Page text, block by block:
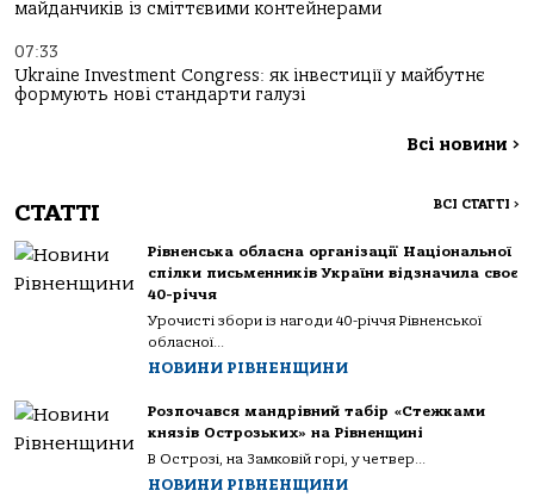
майданчиків із сміттєвими контейнерами
07:33
Ukraine Investment Congress: як інвестиції у майбутнє
формують нові стандарти галузі
Всі новини >
СТАТТІ ВСІ СТАТТІ >
Рівненська обласна організації Національної
спілки письменників України відзначила своє
40-річчя
Урочисті збори із нагоди 40-річчя Рівненської
обласної...
НОВИНИ РІВНЕНЩИНИ
Розпочався мандрівний табір «Стежками
князів Острозьких» на Рівненщині
В Острозі, на Замковій горі, у четвер...
НОВИНИ РІВНЕНЩИНИ